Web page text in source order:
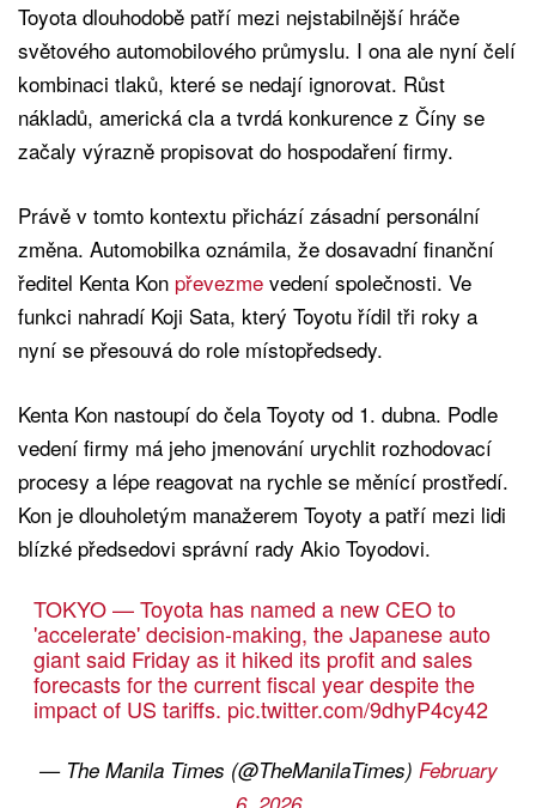
Toyota dlouhodobě patří mezi nejstabilnější hráče
světového automobilového průmyslu. I ona ale nyní čelí
kombinaci tlaků, které se nedají ignorovat. Růst
nákladů, americká cla a tvrdá konkurence z Číny se
začaly výrazně propisovat do hospodaření firmy.
Právě v tomto kontextu přichází zásadní personální
změna. Automobilka oznámila, že dosavadní finanční
ředitel Kenta Kon převezme vedení společnosti. Ve
funkci nahradí Koji Sata, který Toyotu řídil tři roky a
nyní se přesouvá do role místopředsedy.
Kenta Kon nastoupí do čela Toyoty od 1. dubna. Podle
vedení firmy má jeho jmenování urychlit rozhodovací
procesy a lépe reagovat na rychle se měnící prostředí.
Kon je dlouholetým manažerem Toyoty a patří mezi lidi
blízké předsedovi správní rady Akio Toyodovi.
TOKYO — Toyota has named a new CEO to
'accelerate' decision-making, the Japanese auto
giant said Friday as it hiked its profit and sales
forecasts for the current fiscal year despite the
impact of US tariffs. pic.twitter.com/9dhyP4cy42
— The Manila Times (@TheManilaTimes) February